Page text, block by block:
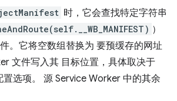
时，它会查找特定字符串
）
。它将空数组替换为 要预缓存的网址
文件写入其 目标位置，具体取决于
置选项。 源 Service Worker 中的其余